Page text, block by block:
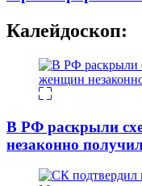
Калейдоскоп:
В РФ раскрыли
незаконно